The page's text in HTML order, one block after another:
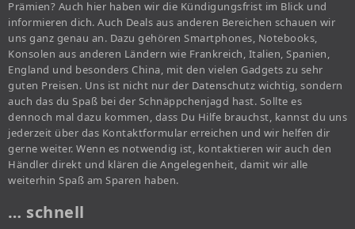
Prämien? Auch hier haben wir die Kündigungsfrist im Blick und
informieren dich. Auch Deals aus anderen Bereichen schauen wir
uns ganz genau an. Dazu gehören Smartphones, Notebooks,
Konsolen aus anderen Ländern wie Frankreich, Italien, Spanien,
England und besonders China, mit den vielen Gadgets zu sehr
guten Preisen. Uns ist nicht nur der Datenschutz wichtig, sondern
auch das du Spaß bei der Schnäppchenjagd hast. Sollte es
dennoch mal dazu kommen, dass Du Hilfe brauchst, kannst du uns
jederzeit über das Kontaktformular erreichen und wir helfen dir
gerne weiter. Wenn es notwendig ist, kontaktieren wir auch den
Händler direkt und klären die Angelegenheit, damit wir alle
weiterhin Spaß am Sparen haben.
… schnell